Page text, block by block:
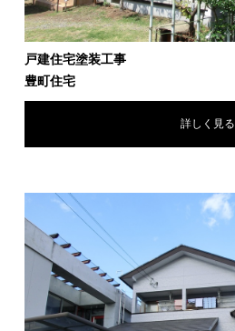
戸建住宅塗装工事
豊町住宅
詳しく見る